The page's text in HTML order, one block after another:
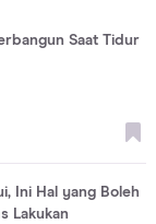
Saat Tidur
Ini Hal yang Boleh
Lakukan